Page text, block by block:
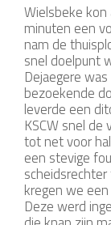
Wielsbeke
minuten een
nam de
snel doelpunt
Dejaegere
bezoekende
leverde een
KSCW snel
tot net voor
een stevige
kregen we
Deze werd